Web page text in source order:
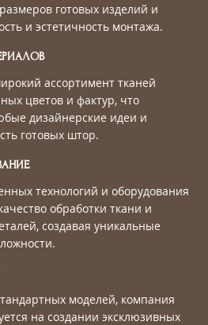
готовых изделий и
и эстетичность монтажа.
ассортимент тканей
цветов и фактур, что
дизайнерские идеи и
готовых штор.
технологий и оборудования
обработки ткани и
создавая уникальные
моделей, компания
на создании эксклюзивных